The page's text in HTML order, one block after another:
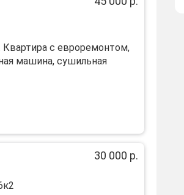
с евроремонтом,
машина, сушильная
30 000 р.